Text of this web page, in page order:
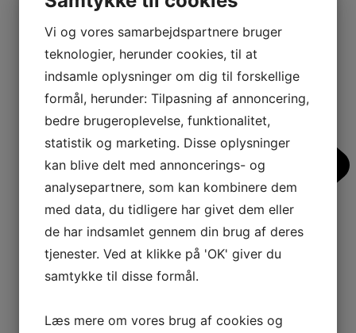
Vi og vores samarbejdspartnere bruger
teknologier, herunder cookies, til at
indsamle oplysninger om dig til forskellige
formål, herunder: Tilpasning af annoncering,
bedre brugeroplevelse, funktionalitet,
statistik og marketing. Disse oplysninger
kan blive delt med annoncerings- og
analysepartnere, som kan kombinere dem
med data, du tidligere har givet dem eller
de har indsamlet gennem din brug af deres
tjenester. Ved at klikke på 'OK' giver du
samtykke til disse formål.
Læs mere om vores brug af cookies og